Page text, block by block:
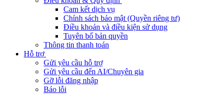
Cam kết dịch vụ
Chính sách bảo mật (Quyền riêng tư)
Điều khoản và điều kiện sử dụng
Tuyên bố bản quyền
Thông tin thanh toán
Hỗ trợ
Gửi yêu cầu hỗ trợ
Gửi yêu cầu đến AI/Chuyên gia
Gỡ lỗi đăng nhập
Báo lỗi